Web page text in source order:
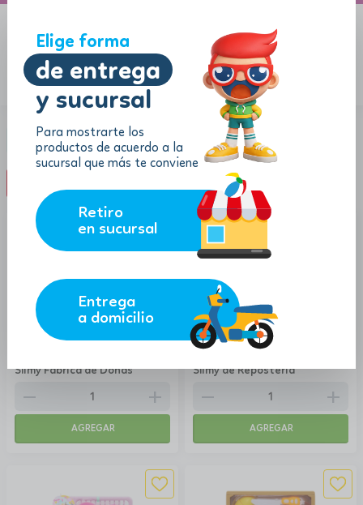
Elige forma
de entrega
y sucursal
Para mostrarte los
productos de acuerdo a la
sucursal que más te conviene
Retiro
en sucursal
Entrega
a domicilio
Categoría:Sets para cocinar
Slimy Fabrica de Donas
14.85
remove add
AGREGAR
Slimy de Repostería
$14.85
13.37
remove add
AGREGAR